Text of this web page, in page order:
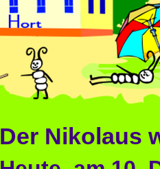
Der Nikolaus